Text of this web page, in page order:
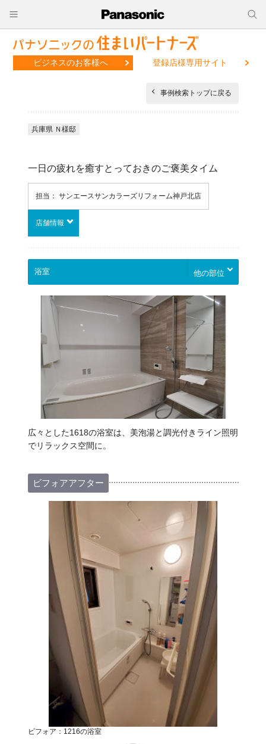
ビジネスのお客様へ 登録店様専用サイト
事例検索トップに戻る
兵庫県 Ｎ様邸
一日の疲れを癒すとっておきのご褒美タイム
担当： サンエースサンカラーズリフォーム神戸北店
店舗情報
他の部位
広々とした1618の浴室は、美泡湯と調光付きライン照明
でリラックス空間に。
ビフォアアフター
ビフォア：1216の浴室